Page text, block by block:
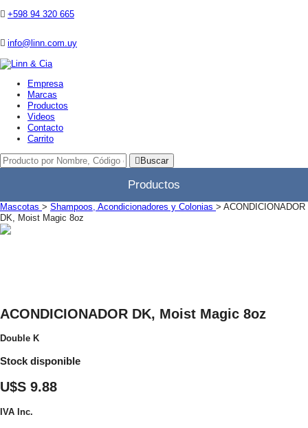
+598 94 320 665
info@linn.com.uy
Empresa
Marcas
Productos
Videos
Contacto
Carrito
Buscar
Productos
Mascotas > Shampoos, Acondicionadores y Colonias > ACONDICIONADOR
DK, Moist Magic 8oz
ACONDICIONADOR DK, Moist Magic 8oz
Double K
Stock disponible
U$S 9.88
IVA Inc.